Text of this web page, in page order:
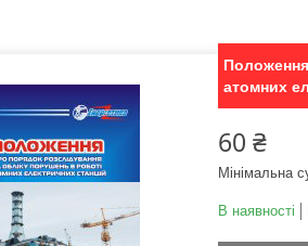
атомних
60 ₴
Мінімальна
В наявності